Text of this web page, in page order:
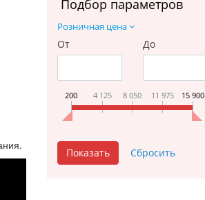
Подбор параметров
Розничная цена
От До
200 4 125 8 050 11 975 15 900